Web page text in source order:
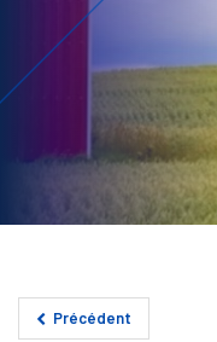
Précédent